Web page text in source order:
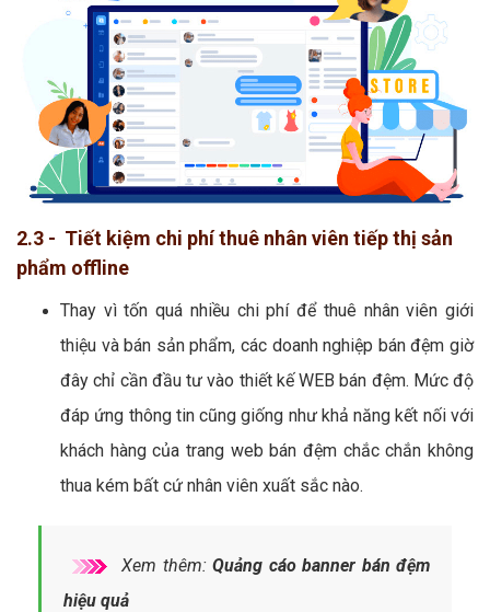
2.3 - Tiết kiệm chi phí thuê nhân viên tiếp thị sản
phẩm offline
Thay vì tốn quá nhiều chi phí để thuê nhân viên giới
thiệu và bán sản phẩm, các doanh nghiệp bán đệm giờ
đây chỉ cần đầu tư vào thiết kế WEB bán đệm. Mức độ
đáp ứng thông tin cũng giống như khả năng kết nối với
khách hàng của trang web bán đệm chắc chắn không
thua kém bất cứ nhân viên xuất sắc nào.
Xem thêm:Quảng cáo banner bán đệm
hiệu quả